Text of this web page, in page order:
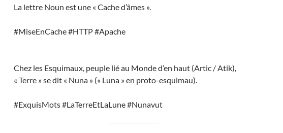
La lettre Noun est une « Cache d’âmes ».
#MiseEnCache #HTTP #Apache
Chez les Esquimaux, peuple lié au Monde d’en haut (Artic / Atik),
« Terre » se dit « Nuna » (« Luna » en proto-esquimau).
#ExquisMots #LaTerreEtLaLune #Nunavut